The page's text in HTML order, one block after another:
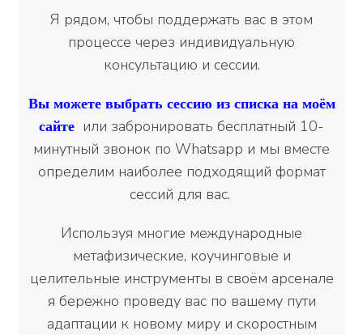
Я рядом, чтобы поддержать вас в этом
процессе через индивидуальную
консультацию и сессии.
Вы можете выбрать сессию из списка на моём
сайте или забронировать бесплатный 10-
минутный звонок по Whatsapp и мы вместе
определим наиболее подходящий формат
сессий для вас.
Используя многие международные
метафизические, коучинговые и
целительные инструменты в своём арсенале
я бережно проведу вас по вашему пути
адаптации к новому миру и скоростным